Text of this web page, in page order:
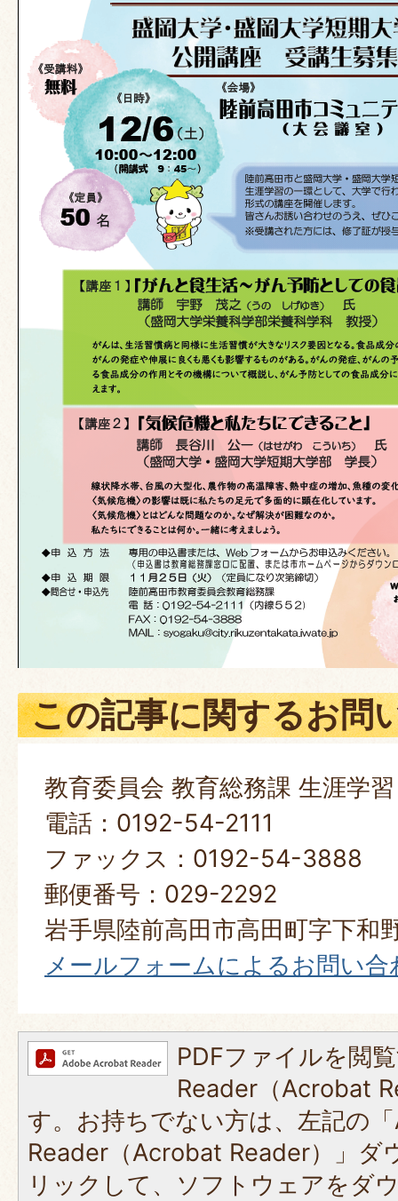
この記事に関するお問
教育委員会 教育総務課 生涯学
電話：0192-54-2111
ファックス：0192-54-3888
郵便番号：029-2292
岩手県陸前高田市高田町字下和
メールフォームによるお問い合
PDFファイルを閲
Reader（Acrobat
す。お持ちでない方は、左記の
Reader（Acrobat Reader）」ダ
リックして、ソフトウェアをダ